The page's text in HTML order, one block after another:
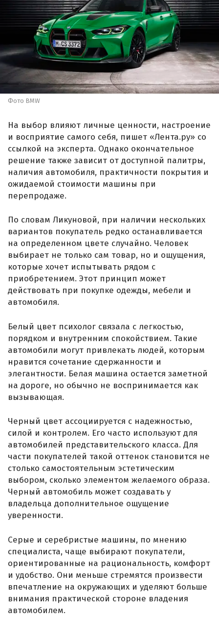
Фото BMW
На выбор влияют личные ценности, настроение
и восприятие самого себя, пишет «Лента.ру» со
ссылкой на эксперта. Однако окончательное
решение также зависит от доступной палитры,
наличия автомобиля, практичности покрытия и
ожидаемой стоимости машины при
перепродаже.
По словам Ликуновой, при наличии нескольких
вариантов покупатель редко останавливается
на определенном цвете случайно. Человек
выбирает не только сам товар, но и ощущения,
которые хочет испытывать рядом с
приобретением. Этот принцип может
действовать при покупке одежды, мебели и
автомобиля.
Белый цвет психолог связала с легкостью,
порядком и внутренним спокойствием. Такие
автомобили могут привлекать людей, которым
нравится сочетание сдержанности и
элегантности. Белая машина остается заметной
на дороге, но обычно не воспринимается как
вызывающая.
Черный цвет ассоциируется с надежностью,
силой и контролем. Его часто используют для
автомобилей представительского класса. Для
части покупателей такой оттенок становится не
столько самостоятельным эстетическим
выбором, сколько элементом желаемого образа.
Черный автомобиль может создавать у
владельца дополнительное ощущение
уверенности.
Серые и серебристые машины, по мнению
специалиста, чаще выбирают покупатели,
ориентированные на рациональность, комфорт
и удобство. Они меньше стремятся произвести
впечатление на окружающих и уделяют больше
внимания практической стороне владения
автомобилем.